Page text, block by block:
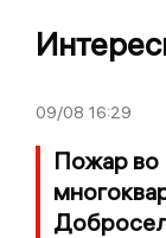
09/08 16:29
Пожар во